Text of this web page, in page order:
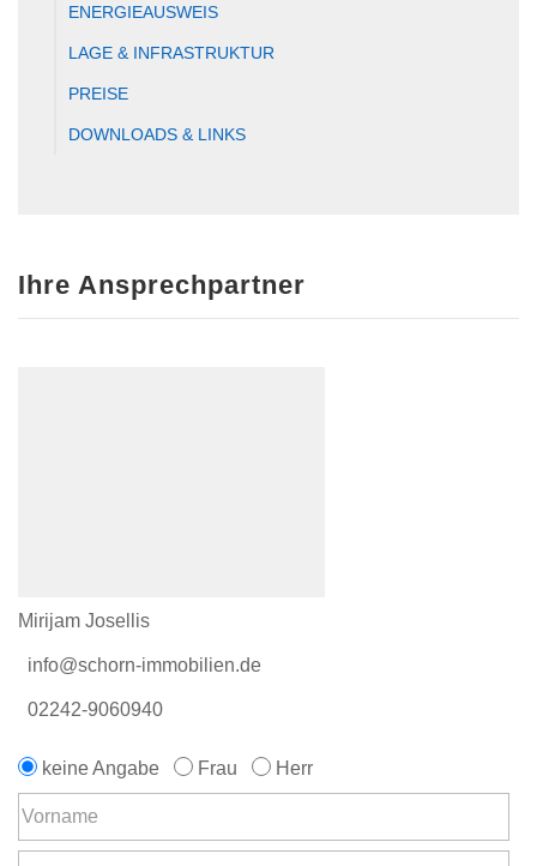
ENERGIEAUSWEIS
LAGE & INFRASTRUKTUR
PREISE
DOWNLOADS & LINKS
Ihre Ansprechpartner
Mirijam Josellis
info@schorn-immobilien.de
02242-9060940
keine Angabe Frau Herr